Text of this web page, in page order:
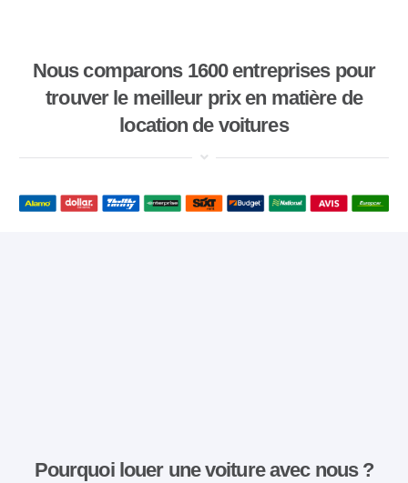
Nous comparons 1600 entreprises pour
trouver le meilleur prix en matière de
location de voitures
Pourquoi louer une voiture avec nous ?